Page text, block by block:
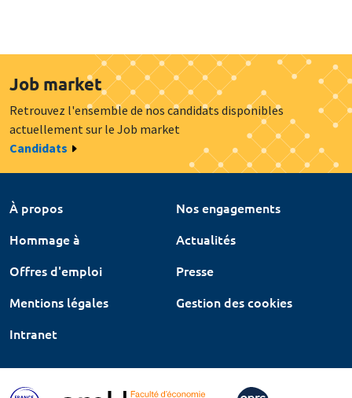
Job market
Retrouvez l'ensemble de nos candidats disponibles
actuellement sur le Job market
Candidats
À propos
Nos engagements
Hommage à
Actualités
Offres d'emploi
Presse
Mentions légales
Gestion des cookies
Intranet